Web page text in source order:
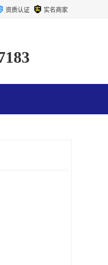
资质认证 实名商家